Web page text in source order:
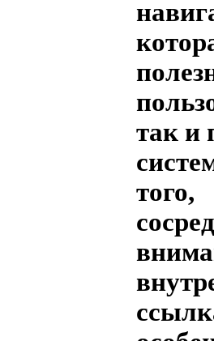
так и
того,